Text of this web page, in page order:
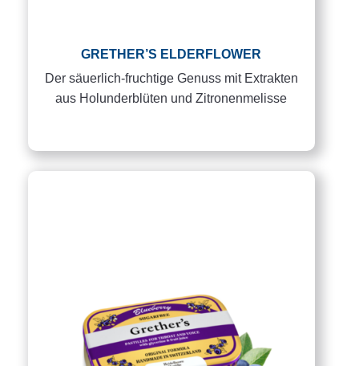
GRETHER’S ELDERFLOWER
Der säuerlich-fruchtige Genuss mit Extrakten
aus Holunderblüten und Zitronenmelisse